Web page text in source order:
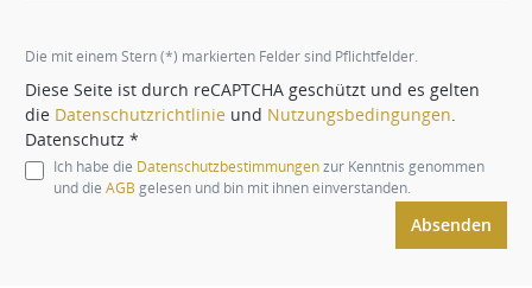
Die mit einem Stern (*) markierten Felder sind Pflichtfelder.
Diese Seite ist durch reCAPTCHA geschützt und es gelten
die Datenschutzrichtlinie und Nutzungsbedingungen
Datenschutz *
Ich habe die Datenschutzbestimmungenzur Kenntnis genommen
und die AGB gelesen und bin mit ihnen einverstanden.
Absenden